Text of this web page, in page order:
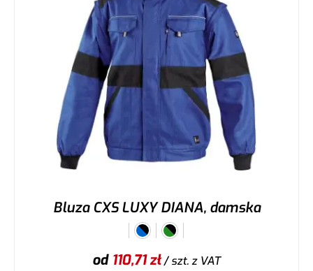
Bluza CXS LUXY DIANA, damska
od 110,71zł/ szt.z VAT